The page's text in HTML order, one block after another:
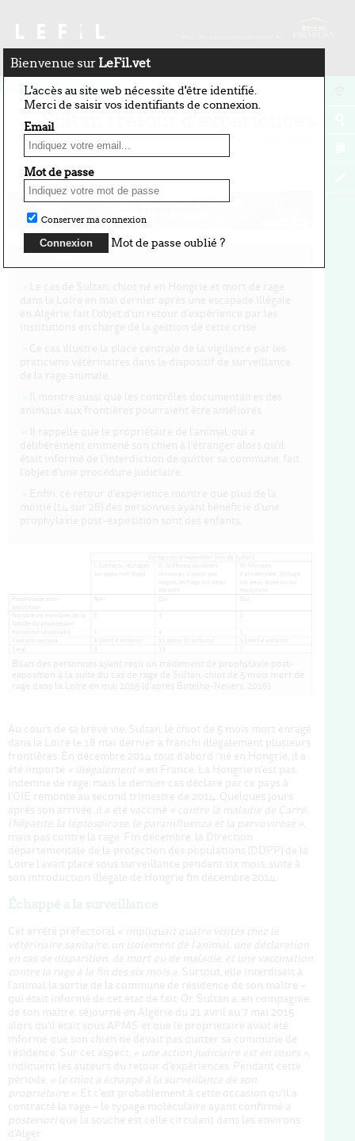
Bienvenue sur LeFil.vet
L'accès au site web nécessite d'être identifié.
Merci de saisir vos identifiants de connexion.
Email
Mot de passe
Conserver ma connexion
Mot de passe oublié ?
18 mars 2016
Sultan : retour d'expériences
par Vincent Dedet
Les points forts
Au cours de sa brève vie, Sultan, le chiot de 5 mois mort enragé
dans la Loire le 18 mai dernier a franchi illégalement plusieurs
frontières. En décembre 2014 tout d'abord : né en Hongrie, il a
été importé
« illégalement » en France. La Hongrie n'est pas
indemne de rage, mais le dernier cas déclaré par ce pays à
l'OIE remonte au second trimestre de 2014. Quelques jours
après son arrivée, il a été vacciné
« contre la maladie de Carré,
l'hépatite, la leptospirose, le parainfluenza et la parvovirose »
mais pas contre la rage. Fin décembre, la Direction
départementale de la protection des populations (DDPP) de la
Loire l'avait placé sous surveillance pendant six mois, suite à
son introduction illégale de Hongrie fin décembre 2014.
Cet arrêté préfectoral
« impliquait quatre visites chez le
vétérinaire sanitaire, un isolement de l'animal, une déclaration
en cas de disparition, de mort ou de maladie, et une vaccination
contre la rage à la fin des six mois » . Surtout, elle interdisait à
l'animal la sortie de la commune de résidence de son maître –
qui était informé de cet état de fait. Or, Sultan a, en compagnie
de son maître, séjourné en Algérie du 21 avril au 7 mai 2015
alors qu'il était sous APMS et que le propriétaire avait été
informé que son chien ne devait pas quitter sa commune de
résidence. Sur cet aspect,
« une action judiciaire est en cours »
indiquent les auteurs du retour d'expériences. Pendant cette
période,
« le chiot a échappé à la surveillance de son
propriétaire » . Et c'est probablement à cette occasion qu'il a
contracté la rage – le typage moléculaire ayant confirmé
posteriori que la souche est celle circulant dans les environs
d'Alger.